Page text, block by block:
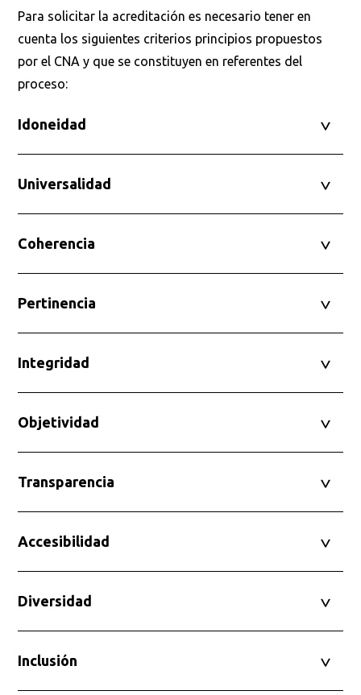
Para solicitar la acreditación es necesario tener en
cuenta los siguientes criterios principios propuestos
por el CNA y que se constituyen en referentes del
proceso:
Idoneidad
Universalidad
Coherencia
Pertinencia
Integridad
Objetividad
Transparencia
Accesibilidad
Diversidad
Inclusión